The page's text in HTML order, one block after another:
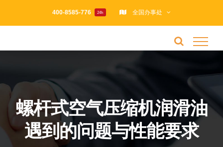
400-8585-776 24h 全国办事处
螺杆式空气压缩机润滑油
遇到的问题与性能要求